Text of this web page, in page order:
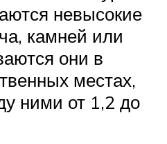
невысокие
камней или
они в
местах,
ними от 1,2 до